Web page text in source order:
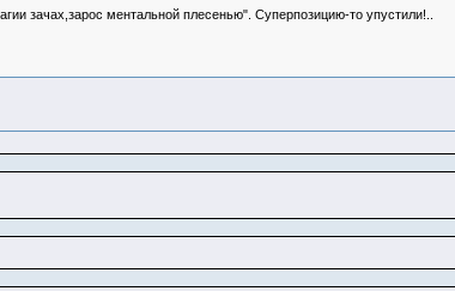
зачах,зарос ментальной плесенью". Суперпозицию-то упустили!..